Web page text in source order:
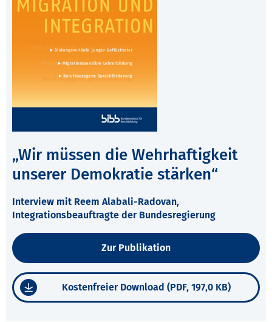
„Wir müssen die Wehrhaftigkeit
unserer Demokratie stärken“
Interview mit Reem Alabali-Radovan,
Integrationsbeauftragte der Bundesregierung
Zur Publikation
Kostenfreier Download (PDF, 197,0 KB)